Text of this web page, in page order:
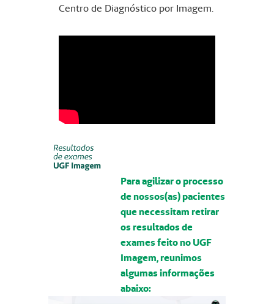
Centro de Diagnóstico por Imagem.
Para agilizar o processo
de nossos(as) pacientes
que necessitam retirar
os resultados de
exames feito no UGF
Imagem, reunimos
algumas informações
abaixo: